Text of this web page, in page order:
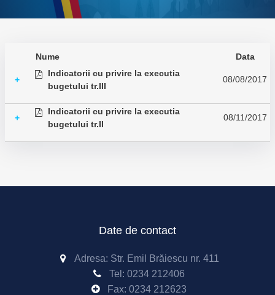
Nume Data
+
Indicatorii cu privire la executia
bugetului tr.III
08/08/2017
+
Indicatorii cu privire la executia
bugetului tr.II
08/11/2017
Date de contact
Adresa: Str. Emil Brăiescu nr. 411
Tel: 0234 212406
Fax: 0234 212623